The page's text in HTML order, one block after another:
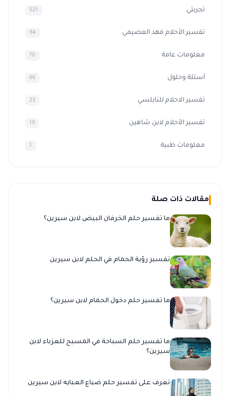
تجربتي 521
تفسير الأحلام فهد العصيمي 94
معلومات عامة 70
أسئلة وحلول 66
تفسير الاحلام للنابلسي 23
تفسير الأحلام لابن شاهين 19
معلومات طبية 1
مقالات ذات صلة
ما تفسير حلم الخرفان البيض لابن سيرين؟
تفسير رؤية الحمام في الحلم لابن سيرين
ما تفسير حلم دخول الحمام لابن سيرين؟
ما تفسير حلم السباحة في المسبح للعزباء لابن
سيرين؟
تعرف على تفسير حلم ضياع العبايه لابن سيرين